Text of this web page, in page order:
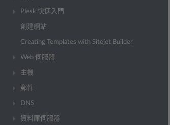
Plesk 快速入門
創建網站
Creating Templates with Sitejet Builder
Web 伺服器
主機
郵件
DNS
資料庫伺服器